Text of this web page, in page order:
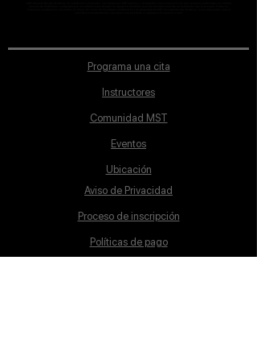
Programa una cita
Instructores
Comunidad MST
Eventos
Ubicación
Aviso de Privacidad
Proceso de inscripción
Políticas de pago